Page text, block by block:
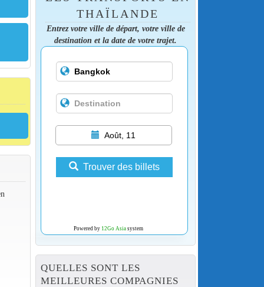
THAÏLANDE
Entrez votre ville de départ, votre ville de
destination et la date de votre trajet.
Août, 11
Trouver des billets
Powered by 12Go Asiasystem
QUELLES SONT LES
MEILLEURES COMPAGNIES